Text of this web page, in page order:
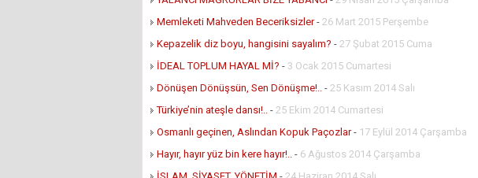
Memleketi Mahveden Beceriksizler- 26 Mart 2015 Perşembe
Kepazelik diz boyu, hangisini sayalım? - 27 Şubat 2015 Cuma
İDEAL TOPLUM HAYAL Mİ? - 3 Ocak 2015 Cumartesi
Dönüşen Dönüşsün, Sen Dönüşme!.. - 25 Kasım 2014 Salı
Türkiye’nin ateşle dansı!.. - 25 Ekim 2014 Cumartesi
Osmanlı geçinen, Aslından Kopuk Paçozlar- 17 Eylül 2014 Çarşamba
Hayır, hayır yüz bin kere hayır!.. - 6 Ağustos 2014 Çarşamba